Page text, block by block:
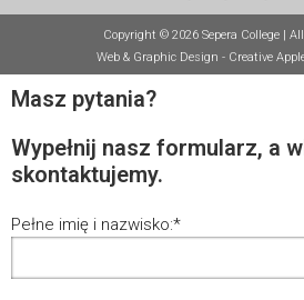
Copyright © 2026 Sepera College |
Web & Graphic Design - Creative
Masz pytania?
Wypełnij nasz formularz, a
skontaktujemy.
Pełne imię i nazwisko:*